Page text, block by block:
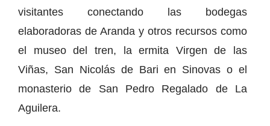
visitantes conectando las bodegas
elaboradoras de Aranda y otros recursos como
el museo del tren, la ermita Virgen de las
Viñas, San Nicolás de Bari en Sinovas o el
monasterio de San Pedro Regalado de La
Aguilera.